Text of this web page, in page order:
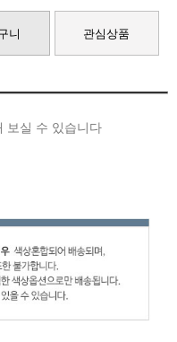
니 관심상품
보실 수 있습니다